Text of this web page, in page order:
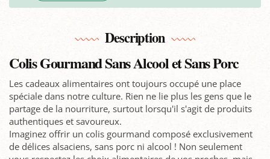
Description
Colis Gourmand Sans Alcool et Sans Porc
Les cadeaux alimentaires ont toujours occupé une place
spéciale dans notre culture. Rien ne lie plus les gens que le
partage de la nourriture, surtout lorsqu'il s'agit de produits
authentiques et savoureux.
Imaginez offrir un colis gourmand composé exclusivement
de délices alsaciens, sans porc ni alcool ! Non seulement